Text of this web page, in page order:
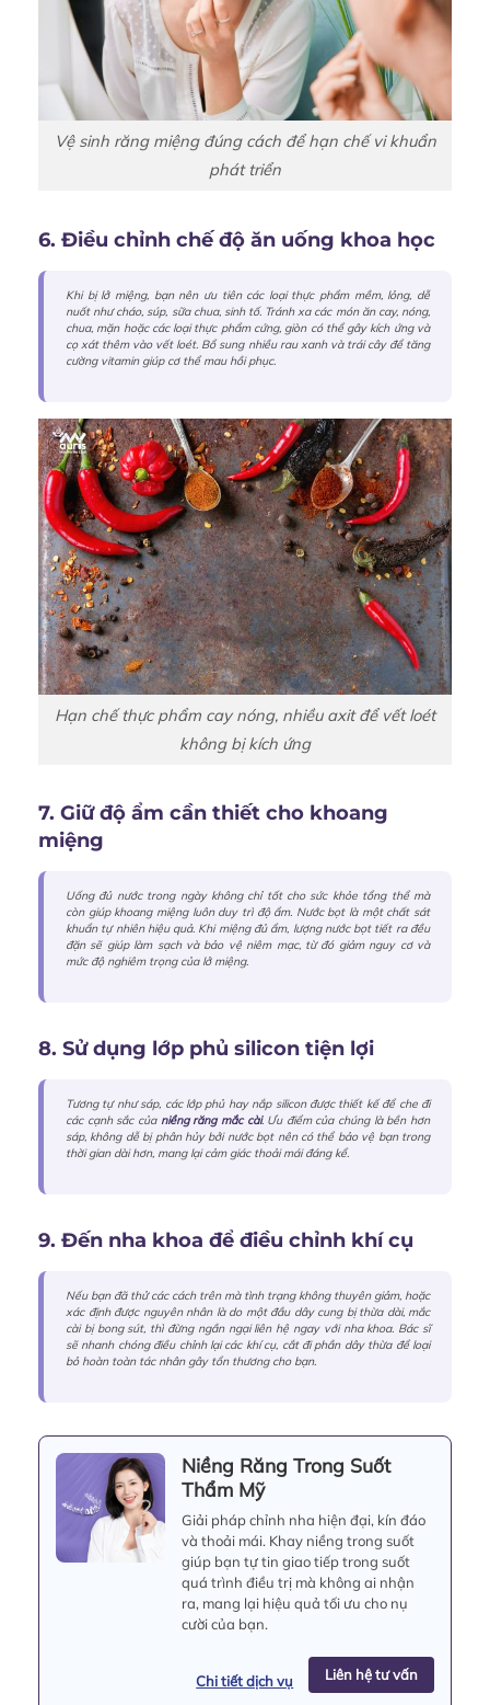
Vệ sinh răng miệng đúng cách để hạn chế vi khuẩn
phát triển
6. Điều chỉnh chế độ ăn uống khoa học
Khi bị lở miệng, bạn nên ưu tiên các loại thực phẩm mềm, lỏng, dễ
nuốt như cháo, súp, sữa chua, sinh tố. Tránh xa các món ăn cay, nóng,
chua, mặn hoặc các loại thực phẩm cứng, giòn có thể gây kích ứng và
cọ xát thêm vào vết loét. Bổ sung nhiều rau xanh và trái cây để tăng
cường vitamin giúp cơ thể mau hồi phục.
Hạn chế thực phẩm cay nóng, nhiều axit để vết loét
không bị kích ứng
7. Giữ độ ẩm cần thiết cho khoang
miệng
Uống đủ nước trong ngày không chỉ tốt cho sức khỏe tổng thể mà
còn giúp khoang miệng luôn duy trì độ ẩm. Nước bọt là một chất sát
khuẩn tự nhiên hiệu quả. Khi miệng đủ ẩm, lượng nước bọt tiết ra đều
đặn sẽ giúp làm sạch và bảo vệ niêm mạc, từ đó giảm nguy cơ và
mức độ nghiêm trọng của lở miệng.
8. Sử dụng lớp phủ silicon tiện lợi
Tương tự như sáp, các lớp phủ hay nắp silicon được thiết kế để che đi
các cạnh sắc của niềng răng mắc cài. Ưu điểm của chúng là bền hơn
sáp, không dễ bị phân hủy bởi nước bọt nên có thể bảo vệ bạn trong
thời gian dài hơn, mang lại cảm giác thoải mái đáng kể.
9. Đến nha khoa để điều chỉnh khí cụ
Nếu bạn đã thử các cách trên mà tình trạng không thuyên giảm, hoặc
xác định được nguyên nhân là do một đầu dây cung bị thừa dài, mắc
cài bị bong sút, thì đừng ngần ngại liên hệ ngay với nha khoa. Bác sĩ
sẽ nhanh chóng điều chỉnh lại các khí cụ, cắt đi phần dây thừa để loại
bỏ hoàn toàn tác nhân gây tổn thương cho bạn.
Niềng Răng Trong Suốt
Thẩm Mỹ
Giải pháp chỉnh nha hiện đại, kín đáo
và thoải mái. Khay niềng trong suốt
giúp bạn tự tin giao tiếp trong suốt
quá trình điều trị mà không ai nhận
ra, mang lại hiệu quả tối ưu cho nụ
cười của bạn.
Chi tiết dịch vụ Liên hệ tư vấn